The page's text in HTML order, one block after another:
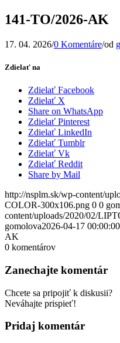
141-TO/2026-AK
17. 04. 2026/0 Komentáre/od
Zdielať na
Zdielať Facebook
Zdielať X
Share on WhatsApp
Zdielať Pinterest
Zdielať LinkedIn
Zdielať Tumblr
Zdielať Vk
Zdielať Reddit
Share by Mail
http://nsplm.sk/wp-content/
COLOR-300x106.png 0 0
content/uploads/2020/02/
gomolova2026-04-17 00:00:00
AK
0 komentárov
Zanechajte komentár
Chcete sa pripojiť k diskusii?
Neváhajte prispieť!
Pridaj komentár